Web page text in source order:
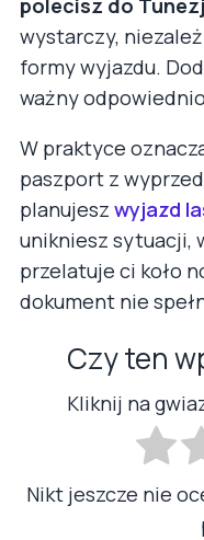
wystarczy,
formy wyjazdu.
ważny
W praktyce
paszport z
planujesz wyjazd
unikniesz sytuacji,
przelatuje ci koło
dokument nie
Czy ten
Kliknij na
Nikt jeszcze nie